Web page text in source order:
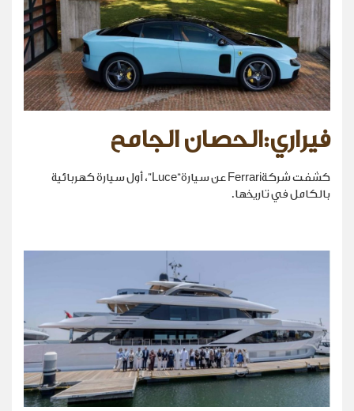
فيراري:الحصان الجامح
كشفت شركةFerrari عن سيارة“Luce”، أول سيارة كهربائية
بالكامل في تاريخها.